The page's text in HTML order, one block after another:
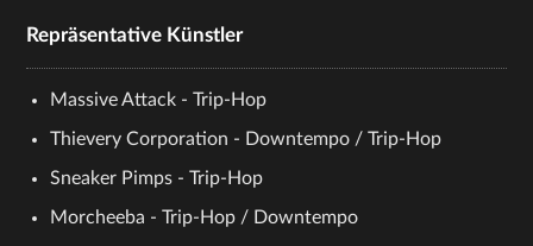
Repräsentative Künstler
Massive Attack - Trip-Hop
Thievery Corporation - Downtempo / Trip-Hop
Sneaker Pimps - Trip-Hop
Morcheeba - Trip-Hop / Downtempo